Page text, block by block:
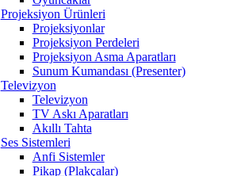
Projeksiyon Ürünleri
Projeksiyonlar
Projeksiyon Perdeleri
Projeksiyon Asma Aparatları
Sunum Kumandası (Presenter)
Televizyon
Televizyon
TV Askı Aparatları
Akıllı Tahta
Ses Sistemleri
Anfi Sistemler
Pikap (Plakçalar)